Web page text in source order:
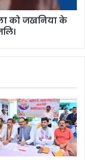
को जखनिया के